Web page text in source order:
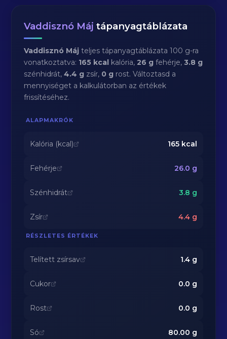
Vaddisznó Máj tápanyagtáblázata
Vaddisznó Máj teljes tápanyagtáblázata 100 g-ra
vonatkoztatva: 165 kcal kalória,26 g fehérje,3.8 g
szénhidrát,4.4 g zsír, 0 g rost. Változtasd a
mennyiséget a kalkulátorban az értékek
frissítéséhez.
ALAPMAKRÓK
Kalória (kcal) 165kcal
Fehérje 26.0 g
Szénhidrát 3.8 g
Zsír 4.4g
RÉSZLETES ÉRTÉKEK
Telített zsírsav 1.4g
Cukor 0.0 g
Rost 0.0 g
Só 80.00 g